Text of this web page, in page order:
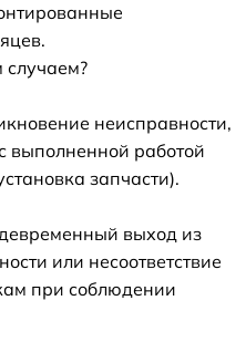
случаем?
неисправности,
выполненной работой
запчасти).
выход из
или несоответствие
при соблюдении